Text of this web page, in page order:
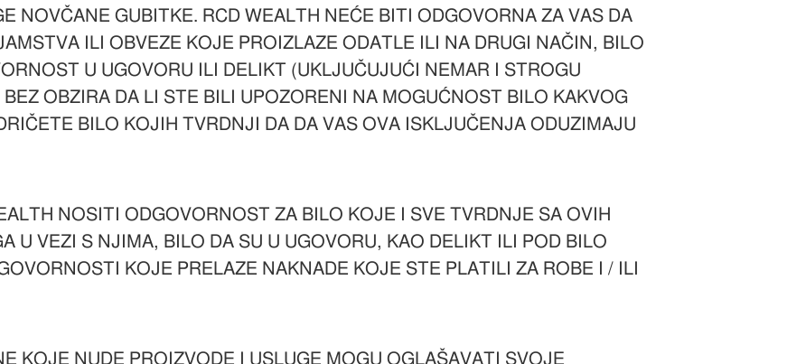
NOVČANE GUBITKE. RCD WEALTH NEĆE BITI ODGOVORNA ZA VAS DA
ILI OBVEZE KOJE PROIZLAZE ODATLE ILI NA DRUGI NAČIN, BILO
U UGOVORU ILI DELIKT (UKLJUČUJUĆI NEMAR I STROGU
OBZIRA DA LI STE BILI UPOZORENI NA MOGUĆNOST BILO KAKVOG
BILO KOJIH TVRDNJI DA DA VAS OVA ISKLJUČENJA ODUZIMAJU
NOSITI ODGOVORNOST ZA BILO KOJE I SVE TVRDNJE SA OVIH
U VEZI S NJIMA, BILO DA SU U UGOVORU, KAO DELIKT ILI POD BILO
KOJE PRELAZE NAKNADE KOJE STE PLATILI ZA ROBE I / ILI
KOJE NUDE PROIZVODE I USLUGE MOGU OGLAŠAVATI SVOJE